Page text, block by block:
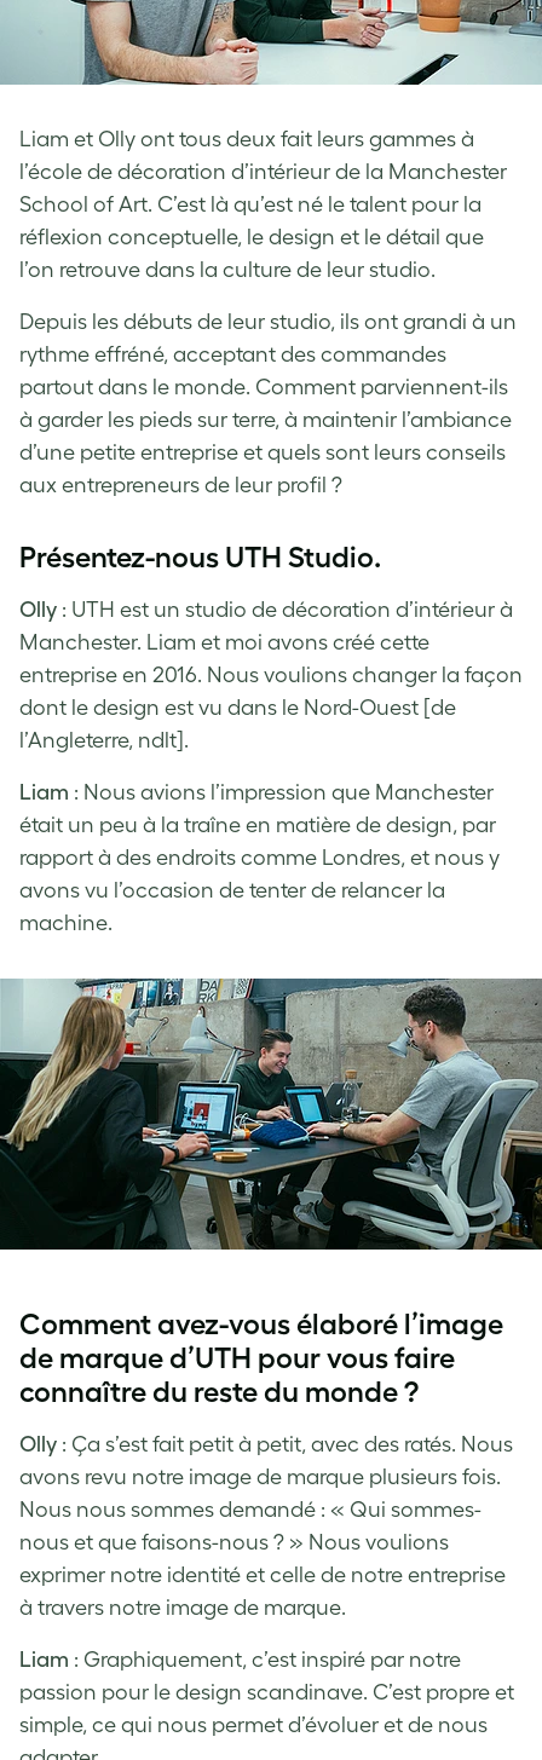
Liam et Olly ont tous deux fait leurs gammes à
l’école de décoration d’intérieur de la Manchester
School of Art. C’est là qu’est né le talent pour la
réflexion conceptuelle, le design et le détail que
l’on retrouve dans la culture de leur studio.
Depuis les débuts de leur studio, ils ont grandi à un
rythme effréné, acceptant des commandes
partout dans le monde. Comment parviennent-ils
à garder les pieds sur terre, à maintenir l’ambiance
d’une petite entreprise et quels sont leurs conseils
aux entrepreneurs de leur profil ?
Présentez-nous UTH Studio.
Olly : UTH est un studio de décoration d’intérieur à
Manchester. Liam et moi avons créé cette
entreprise en 2016. Nous voulions changer la façon
dont le design est vu dans le Nord-Ouest [de
l’Angleterre, ndlt].
Liam : Nous avions l’impression que Manchester
était un peu à la traîne en matière de design, par
rapport à des endroits comme Londres, et nous y
avons vu l’occasion de tenter de relancer la
machine.
Comment avez-vous élaboré l’image
de marque d’UTH pour vous faire
connaître du reste du monde ?
Olly : Ça s’est fait petit à petit, avec des ratés. Nous
avons revu notre image de marque plusieurs fois.
Nous nous sommes demandé : « Qui sommes-
nous et que faisons-nous ? » Nous voulions
exprimer notre identité et celle de notre entreprise
à travers notre image de marque.
Liam : Graphiquement, c’est inspiré par notre
passion pour le design scandinave. C’est propre et
simple, ce qui nous permet d’évoluer et de nous